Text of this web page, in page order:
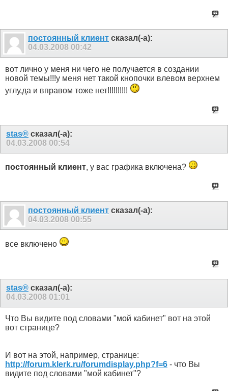
постоянный клиент сказал(-а):
04.03.2008 00:42
вот лично у меня ни чего не получается в создании
новой темы!!!у меня нет такой кнопочки влевом верхнем
углу,да и вправом тоже нет!!!!!!!!!!
stas® сказал(-а):
04.03.2008 00:54
постоянный клиент, у вас графика включена?
постоянный клиент сказал(-а):
04.03.2008 00:55
все включено
stas® сказал(-а):
04.03.2008 01:01
Что Вы видите под словами "мой кабинет" вот на этой
вот странице?
И вот на этой, например, странице:
http://forum.klerk.ru/forumdisplay.php?f=6 - что Вы
видите под словами "мой кабинет"?